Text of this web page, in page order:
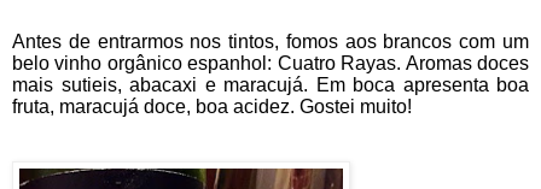
Antes de entrarmos nos tintos, fomos aos brancos com um
belo vinho orgânico espanhol: Cuatro Rayas. Aromas doces
mais sutieis, abacaxi e maracujá. Em boca apresenta boa
fruta, maracujá doce, boa acidez. Gostei muito!